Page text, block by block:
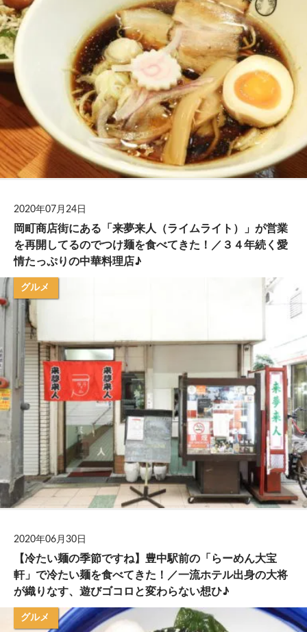
2020年07月24日
岡町商店街にある「来夢来人（ライムライト）」が営業
を再開してるのでつけ麺を食べてきた！／３４年続く愛
情たっぷりの中華料理店♪
グルメ
2020年06月30日
【冷たい麺の季節ですね】豊中駅前の「らーめん大宝
軒」で冷たい麺を食べてきた！／一流ホテル出身の大将
が織りなす、遊びゴコロと変わらない想ひ♪
グルメ